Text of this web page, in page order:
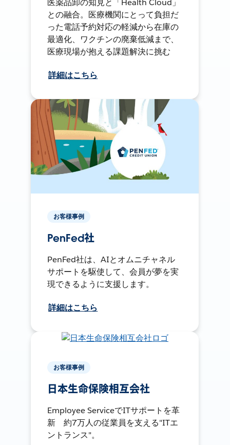
医薬品卸の知見と「Health Cloud」
との融合。医療機関にとって負担だ
った電話予約対応の軽減から在庫の
最適化、ワクチンの廃棄低減まで、
医療現場が抱える課題解決に挑む
詳細はこちら
お客様事例
PenFed社
PenFed社は、AIとオムニチャネル
サポートを駆使して、会員が夢を実
現できるように支援します。
詳細はこちら
お客様事例
日本生命保険相互会社
Employee ServiceでITサポートを革
新 約7万人の従業員を支える"ITエ
ントランス"。